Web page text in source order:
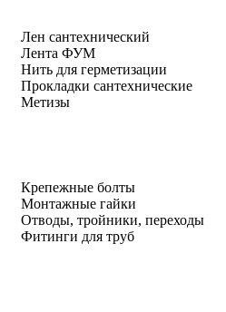
Лен сантехнический
Лента ФУМ
Нить для герметизации
Прокладки сантехнические
Метизы
Крепежные болты
Монтажные гайки
Отводы, тройники, переходы
Фитинги для труб